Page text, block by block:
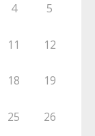
4 5
11 12
18 19
25 26